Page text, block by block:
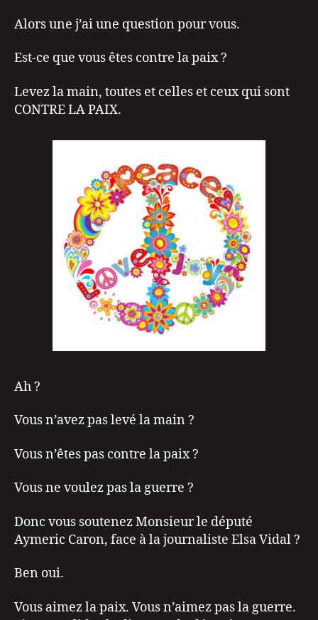
Alors une j’ai une question pour vous.
Est-ce que vous êtes contre la paix ?
Levez la main, toutes et celles et ceux qui sont
CONTRE LA PAIX.
Ah ?
Vous n’avez pas levé la main ?
Vous n’êtes pas contre la paix ?
Vous ne voulez pas la guerre ?
Donc vous soutenez Monsieur le député
Aymeric Caron, face à la journaliste Elsa Vidal ?
Ben oui.
Vous aimez la paix. Vous n’aimez pas la guerre.